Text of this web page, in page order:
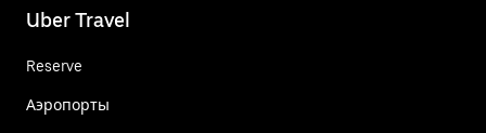
Uber Travel
Reserve
Аэропорты